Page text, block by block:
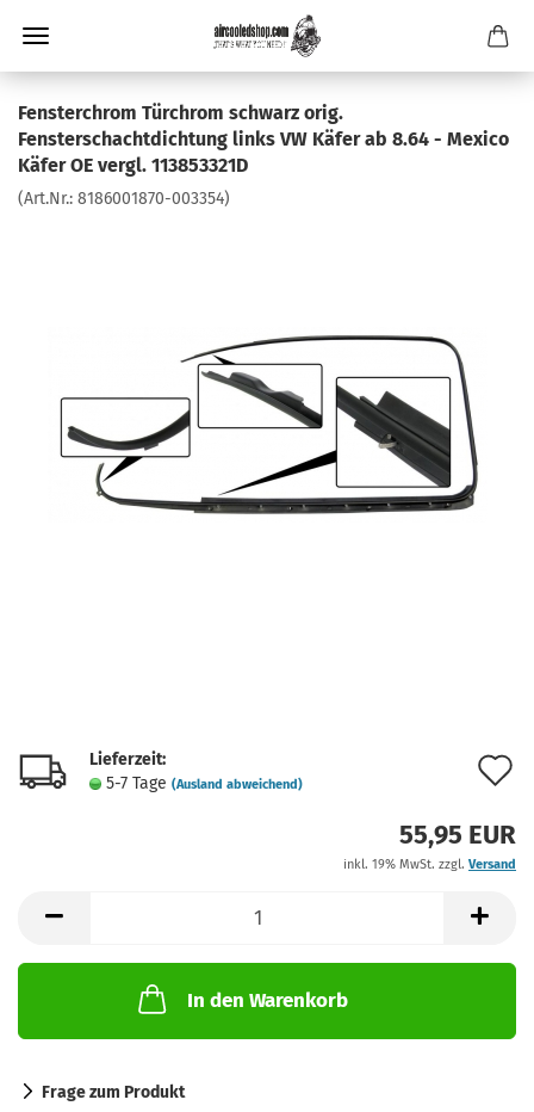
Fensterchrom Türchrom schwarz orig.
Fensterschachtdichtung links VW Käfer ab 8.64 - Mexico
Käfer OE vergl. 113853321D
(Art.Nr.: 8186001870-003354)
Lieferzeit:
5-7 Tage (Ausland abweichend)
55,95 EUR
inkl. 19% MwSt. zzgl. Versand
In den Warenkorb
Frage zum Produkt